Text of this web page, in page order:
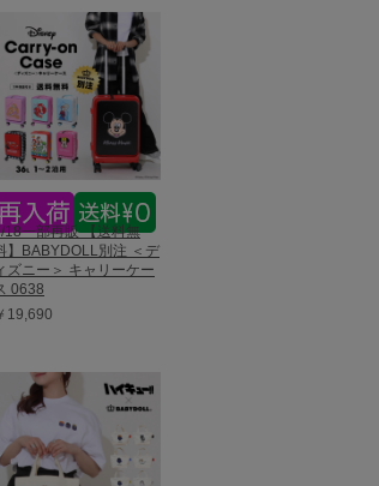
18一部再販 【送料無
】BABYDOLL別注 ＜デ
ズニー＞ キャリーケー
0638
19,690